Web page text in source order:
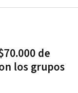
de
los grupos